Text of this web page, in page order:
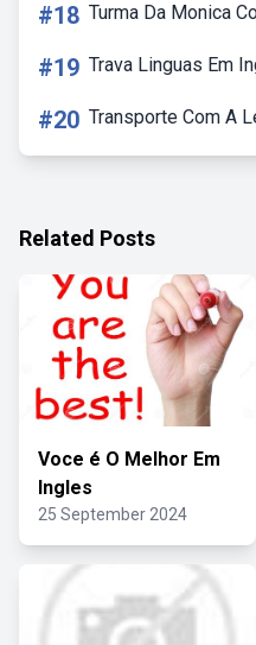
#18 Turma Da Monica
#19 Trava Linguas Em
#20 Transporte Com A
Related Posts
Voce é O Melhor Em
Ingles
25 September 2024